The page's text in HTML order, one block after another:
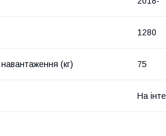
1280
(кг) 75
На